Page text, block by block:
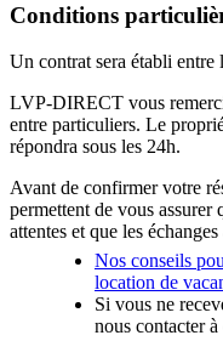
Conditions
Un contrat sera établi entre
LVP-DIRECT vous
entre particuliers. Le
répondra sous les 24h.
Avant de confirmer votre
permettent de vous
attentes et que les
Nos conseils
location de
Si vous ne
nous contacter à